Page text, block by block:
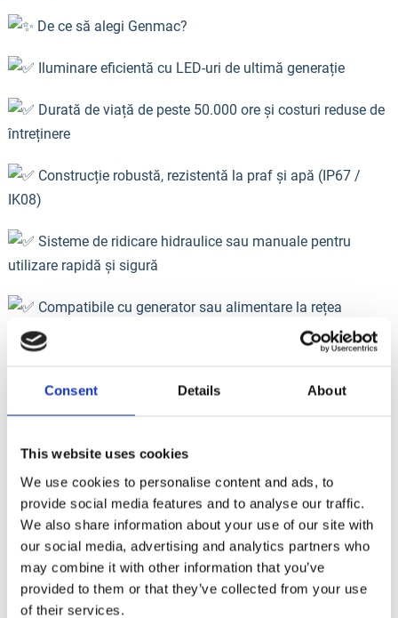
Consent Details About
This website uses cookies
We use cookies to personalise content and ads, to
provide social media features and to analyse our traffic.
We also share information about your use of our site with
our social media, advertising and analytics partners who
may combine it with other information that you’ve
provided to them or that they’ve collected from your use
of their services.
De ce să alegi Genmac?
Iluminare eficientă cu LED-uri de ultimă generație
Durată de viață de peste 50.000 ore și costuri reduse de
întreținere
Construcție robustă, rezistentă la praf și apă (IP67 /
IK08)
Sisteme de ridicare hidraulice sau manuale pentru
utilizare rapidă și sigură
Compatibile cu generator sau alimentare la rețea
Mobilitate excelentă și posibilitate de extindere a
Soluția ideală pentru proiecte care necesită iluminare
Închiriază acum turnurile de lumină Genmac:
https://italiastar.ro/produ…/turnuri-de-lumina-inchirieri/
info@italiastar.ro
0756 169 788